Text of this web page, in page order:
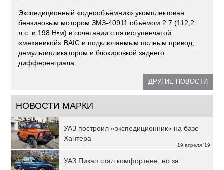
Экспедиционный «однообъёмник» укомплектован
бензиновым мотором ЗМЗ-40911 объёмом 2.7 (112,2
л.с. и 198 Н•м) в сочетании с пятиступенчатой
«механикой» BAIC и подключаемым полным привод,
демультипликатором и блокировкой заднего
дифференциала.
ДРУГИЕ НОВОСТИ
НОВОСТИ МАРКИ
19 апреля '19
УАЗ построил «экспедиционник» на базе
Хантера
УАЗ Пикап стал комфортнее, но за